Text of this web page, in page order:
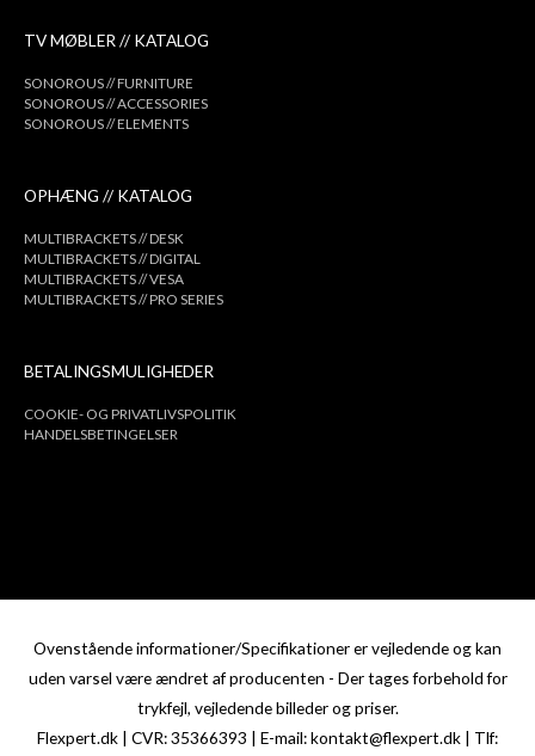
TV MØBLER // KATALOG
SONOROUS // FURNITURE
SONOROUS // ACCESSORIES
SONOROUS // ELEMENTS
OPHÆNG // KATALOG
MULTIBRACKETS // DESK
MULTIBRACKETS // DIGITAL
MULTIBRACKETS // VESA
MULTIBRACKETS // PRO SERIES
BETALINGSMULIGHEDER
COOKIE- OG PRIVATLIVSPOLITIK
HANDELSBETINGELSER
Ovenstående informationer/Specifikationer er vejledende og kan
uden varsel være ændret af producenten - Der tages forbehold for
trykfejl, vejledende billeder og priser.
Flexpert.dk | CVR: 35366393 | E-mail: kontakt@flexpert.dk | Tlf: